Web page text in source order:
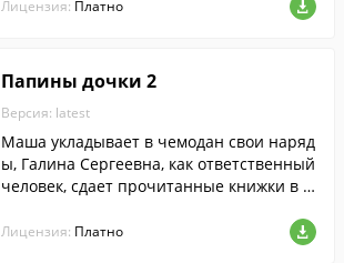
ть злодея и уничтожить всех его подруч
Лицензия: Платно
Папины дочки 2
Версия: latest
Маша укладывает в чемодан свои наряд
ы, Галина Сергеевна, как ответственный
человек, сдает прочитанные книжки в б
Лицензия: Платно